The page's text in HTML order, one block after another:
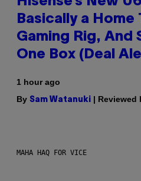
Basically a Home
Gaming Rig, And
One Box (Deal
1 hour ago
By Sam Watanuki | Reviewed
MAHA HAQ FOR VICE